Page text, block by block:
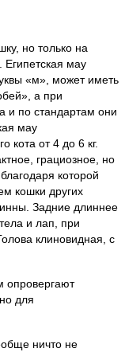
но только на
мау
«м», может иметь
а при
и по стандартам они
кота от 4 до 6 кг.
грациозное, но
которой
кошки других
Задние длиннее
и лап, при
клиновидная, с
опровергают
для
ничто не